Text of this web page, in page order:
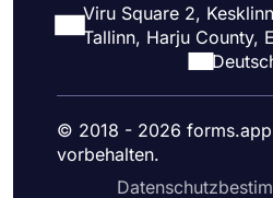
Viru Square 2,
Tallinn, Harju County,
© 2018 - 2026
vorbehalten.